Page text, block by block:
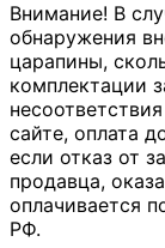
Внимание! В
обнаружения
царапины,
комплектации
сайте, оплата
если отказ от
продавца,
оплачивается
РФ.